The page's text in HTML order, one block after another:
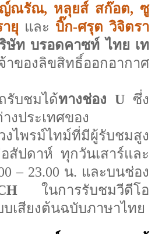
ญ์ณรัณ, หลุยส์ สก๊อต, ซู
ยุ และ บิ๊ก-ศรุต วิจิตรา
ษัท บรอดคาซท์ ไทย เท
าของลิขสิทธิ์ออกอากาศ
รับชมได้ทางช่อง Uซึ่ง
งประเทศของ
งไพรม์ไทม์ที่มีผู้รับชมสูง
สัปดาห์ ทุกวันเสาร์และ
– 23.00 น. และบนช่อง
ในการรับชมวีดีโอ
บเสียงต้นฉบับภาษาไทย